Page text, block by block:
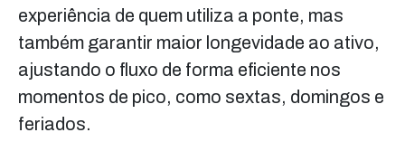
experiência de quem utiliza a ponte, mas
também garantir maior longevidade ao ativo,
ajustando o fluxo de forma eficiente nos
momentos de pico, como sextas, domingos e
feriados.